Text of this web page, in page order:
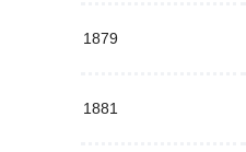
1879
1881